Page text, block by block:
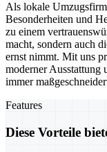
Als lokale
Besonderheiten und
zu einem
macht, sondern auch
ernst nimmt. Mit uns
moderner Ausstattung
immer
Features
Diese Vorteile